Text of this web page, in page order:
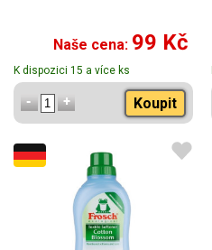
Naše cena: 99 Kč
K dispozici 15 a více ks
Koupit